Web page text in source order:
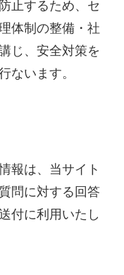
止するため、セ
体制の整備・社
じ、安全対策を
ないます。
報は、当サイト
問に対する回答
付に利用いたし